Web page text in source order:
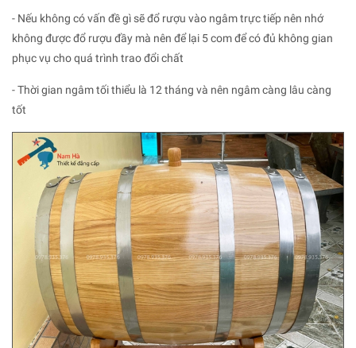
- Nếu không có vấn đề gì sẽ đổ rượu vào ngâm trực tiếp nên nhớ
không được đổ rượu đầy mà nên để lại 5 com để có đủ không gian
phục vụ cho quá trình trao đổi chất
- Thời gian ngâm tối thiểu là 12 tháng và nên ngâm càng lâu càng
tốt